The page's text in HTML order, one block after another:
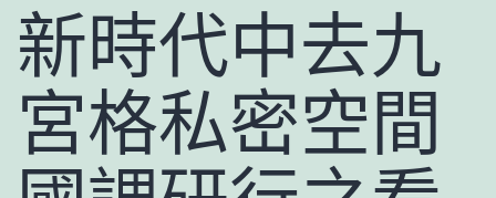
新時代中去九
宮格私密空間